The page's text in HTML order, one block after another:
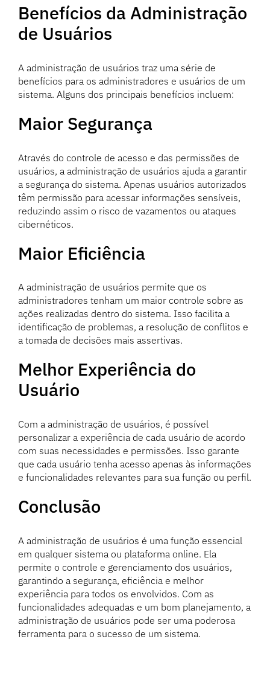
Benefícios da Administração
de Usuários
A administração de usuários traz uma série de
benefícios para os administradores e usuários de um
sistema. Alguns dos principais benefícios incluem:
Maior Segurança
Através do controle de acesso e das permissões de
usuários, a administração de usuários ajuda a garantir
a segurança do sistema. Apenas usuários autorizados
têm permissão para acessar informações sensíveis,
reduzindo assim o risco de vazamentos ou ataques
cibernéticos.
Maior Eficiência
A administração de usuários permite que os
administradores tenham um maior controle sobre as
ações realizadas dentro do sistema. Isso facilita a
identificação de problemas, a resolução de conflitos e
a tomada de decisões mais assertivas.
Melhor Experiência do
Usuário
Com a administração de usuários, é possível
personalizar a experiência de cada usuário de acordo
com suas necessidades e permissões. Isso garante
que cada usuário tenha acesso apenas às informações
e funcionalidades relevantes para sua função ou perfil.
Conclusão
A administração de usuários é uma função essencial
em qualquer sistema ou plataforma online. Ela
permite o controle e gerenciamento dos usuários,
garantindo a segurança, eficiência e melhor
experiência para todos os envolvidos. Com as
funcionalidades adequadas e um bom planejamento, a
administração de usuários pode ser uma poderosa
ferramenta para o sucesso de um sistema.